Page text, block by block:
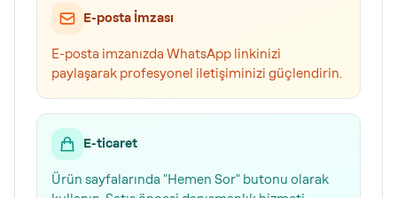
E-posta İmzası
E-posta imzanızda WhatsApp linkinizi
paylaşarak profesyonel iletişiminizi güçlendirin.
E-ticaret
Ürün sayfalarında "Hemen Sor" butonu olarak